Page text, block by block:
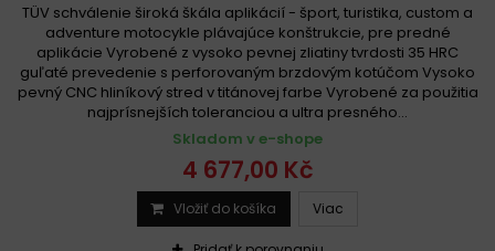
TÜV schválenie široká škála aplikácií - šport, turistika, custom a
adventure motocykle plávajúce konštrukcie, pre predné
aplikácie Vyrobené z vysoko pevnej zliatiny tvrdosti 35 HRC
guľaté prevedenie s perforovaným brzdovým kotúčom Vysoko
pevný CNC hliníkový stred v titánovej farbe Vyrobené za použitia
najprísnejších toleranciou a ultra presného...
Skladom v e-shope
4 677,00 Kč
Vložiť do košíka Viac